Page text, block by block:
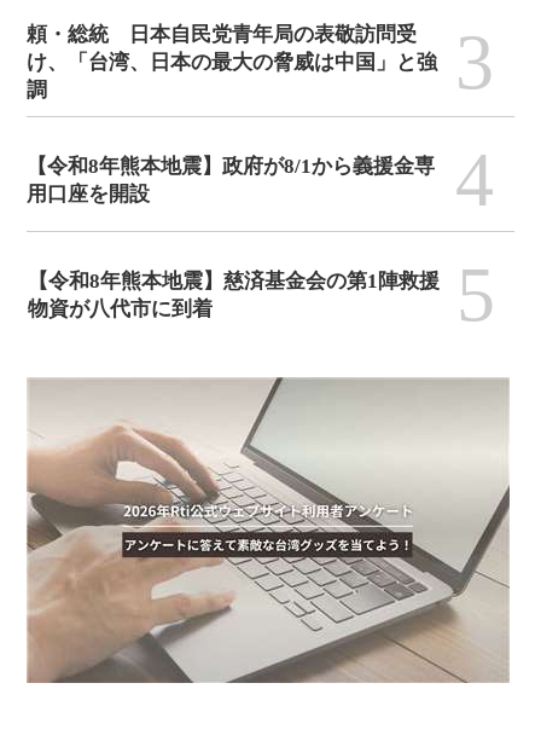
頼・総統 日本自民党青年局の表敬訪問受
け、「台湾、日本の最大の脅威は中国」と強
調
3
【令和8年熊本地震】政府が8/1から義援金専
用口座を開設
4
【令和8年熊本地震】慈済基金会の第1陣救援
物資が八代市に到着
5